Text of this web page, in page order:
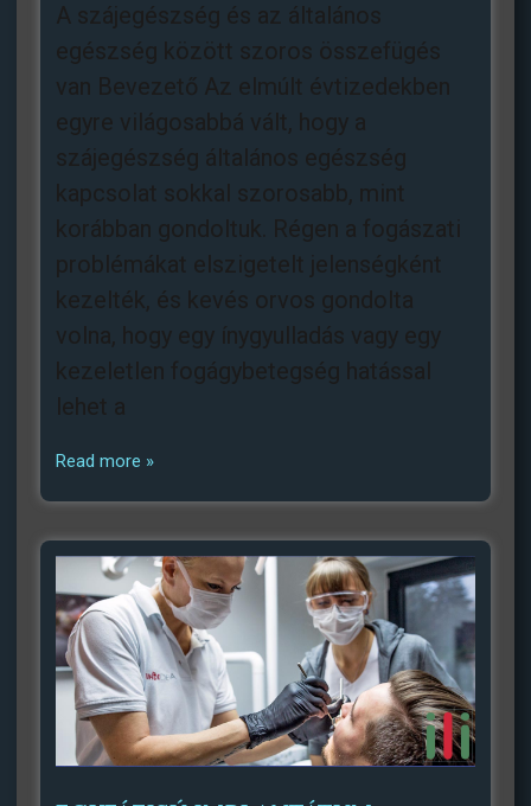
A szájegészség és az általános
egészség között szoros összefügés
van Bevezető Az elmúlt évtizedekben
egyre világosabbá vált, hogy a
szájegészség általános egészség
kapcsolat sokkal szorosabb, mint
korábban gondoltuk. Régen a fogászati
problémákat elszigetelt jelenségként
kezelték, és kevés orvos gondolta
volna, hogy egy ínygyulladás vagy egy
kezeletlen fogágybetegség hatással
lehet a
Read more »